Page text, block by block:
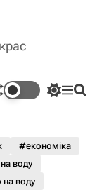
П
м
к
а
М П
#економіка
воду
воду